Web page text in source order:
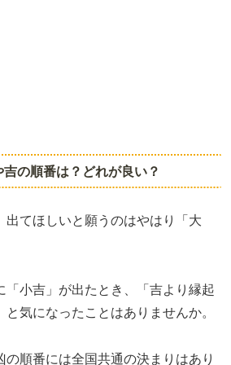
の順番は？どれが良い？
出てほしいと願うのはやはり「大
「小吉」が出たとき、「吉より縁起
気になったことはありませんか。
の順番には全国共通の決まりはあり